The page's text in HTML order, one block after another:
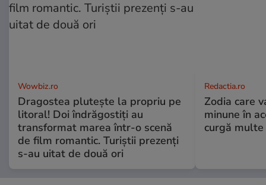
Wowbiz.ro
Dragostea plutește la propriu pe
litoral! Doi îndrăgostiți au
transformat marea într-o scenă
de film romantic. Turiștii prezenți
s-au uitat de două ori
Redactia.ro
Zodia care
minune în
curgă